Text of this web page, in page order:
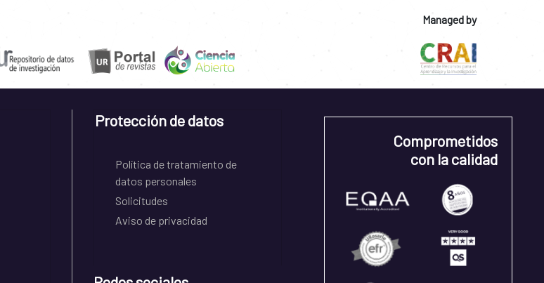
Managed by
Protección de datos
Política de tratamiento de
datos personales
Solicitudes
Aviso de privacidad
Comprometidos
con la calidad